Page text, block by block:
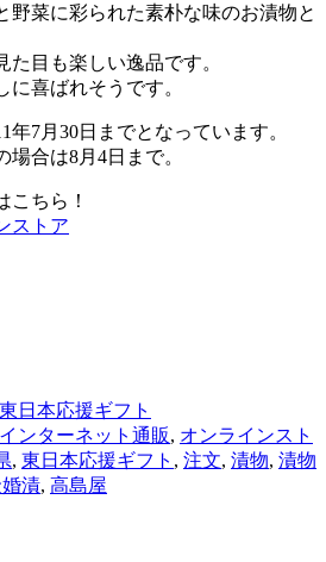
野菜に彩られた素朴な味のお漬物と
目も楽しい逸品です。
喜ばれそうです。
年7月30日までとなっています。
合は8月4日まで。
こちら！
ストア
東日本応援ギフト
インターネット通販, オンラインスト
, 東日本応援ギフト , 注文, 漬物, 漬物
漬, 高島屋